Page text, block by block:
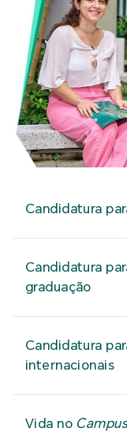
Candidatura
Candidatura
graduação
Candidatura
internacionais
Vida no Campus